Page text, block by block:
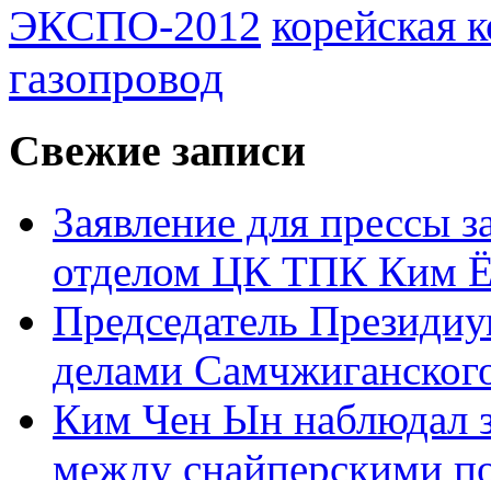
ЭКСПО-2012 корейская
газопровод
Свежие записи
Заявление для прессы
отделом ЦК ТПК Ким
Председатель
делами
Ким Чен Ын наблюдал
между снайперскими